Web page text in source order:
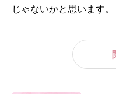
じゃないかと思います。